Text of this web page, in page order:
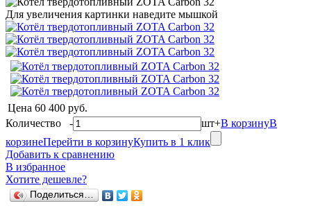
Для увеличения картинки наведите мышкой
Цена 60 400 руб.
Количество - шт+В корзинуВ
корзинеПерейти в корзинуКупить в 1 клик
Добавить к сравнению
В избранное
Хотите дешевле?
Поделиться…